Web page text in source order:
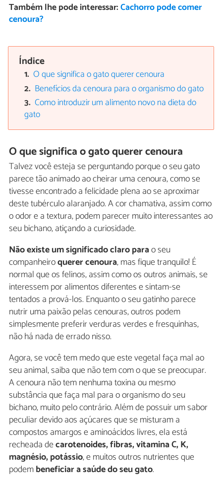
Também lhe pode interessar:Cachorro pode comer
cenoura?
Índice
O que significa o gato querer cenoura
Benefícios da cenoura para o organismo do gato
Como introduzir um alimento novo na dieta do
gato
O que significa o gato querer cenoura
Talvez você esteja se perguntando porque o seu gato
parece tão animado ao cheirar uma cenoura, como se
tivesse encontrado a felicidade plena ao se aproximar
deste tubérculo alaranjado. A cor chamativa, assim como
o odor e a textura, podem parecer muito interessantes ao
seu bichano, atiçando a curiosidade.
Não existe um significado claro parao seu
companheiroquerer cenoura, mas fique tranquilo! É
normal que os felinos, assim como os outros animais, se
interessem por alimentos diferentes e sintam-se
tentados a prová-los. Enquanto o seu gatinho parece
nutrir uma paixão pelas cenouras, outros podem
simplesmente preferir verduras verdes e fresquinhas,
não há nada de errado nisso.
Agora, se você tem medo que este vegetal faça mal ao
seu animal, saiba que não tem com o que se preocupar.
A cenoura não tem nenhuma toxina ou mesmo
substância que faça mal para o organismo do seu
bichano, muito pelo contrário. Além de possuir um sabor
peculiar devido aos açúcares que se misturam a
compostos amargos e aminoácidos livres, ela está
recheada decarotenoides, fibras, vitamina C, K,
magnésio, potássio, e muitos outros nutrientes que
podembeneficiar a saúde do seu gato.